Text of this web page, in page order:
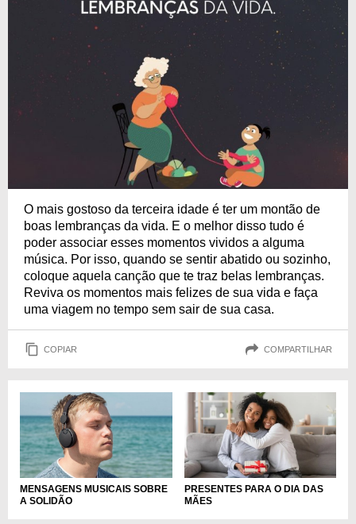
O mais gostoso da terceira idade é ter um montão de
boas lembranças da vida. E o melhor disso tudo é
poder associar esses momentos vividos a alguma
música. Por isso, quando se sentir abatido ou sozinho,
coloque aquela canção que te traz belas lembranças.
Reviva os momentos mais felizes de sua vida e faça
uma viagem no tempo sem sair de sua casa.
COPIAR COMPARTILHAR
MENSAGENS MUSICAIS SOBRE
A SOLIDÃO
PRESENTES PARA O DIA DAS
MÃES